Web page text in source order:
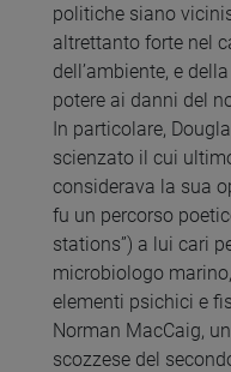
politiche siano
altrettanto forte nel
dell’ambiente, e
potere ai danni del
In particolare,
scienzato il cui
considerava la sua
fu un percorso
stations”) a lui cari
microbiologo
elementi psichici e
Norman MacCaig,
scozzese del